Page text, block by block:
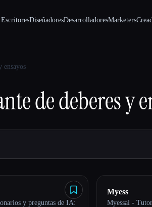
EscritoresDiseñadoresDesarrolladoresMarketers
ensayos
de deberes y
y preguntas de IA:
Myess
Myessai -